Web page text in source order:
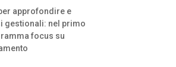
approfondire e
gestionali: nel primo
focus su